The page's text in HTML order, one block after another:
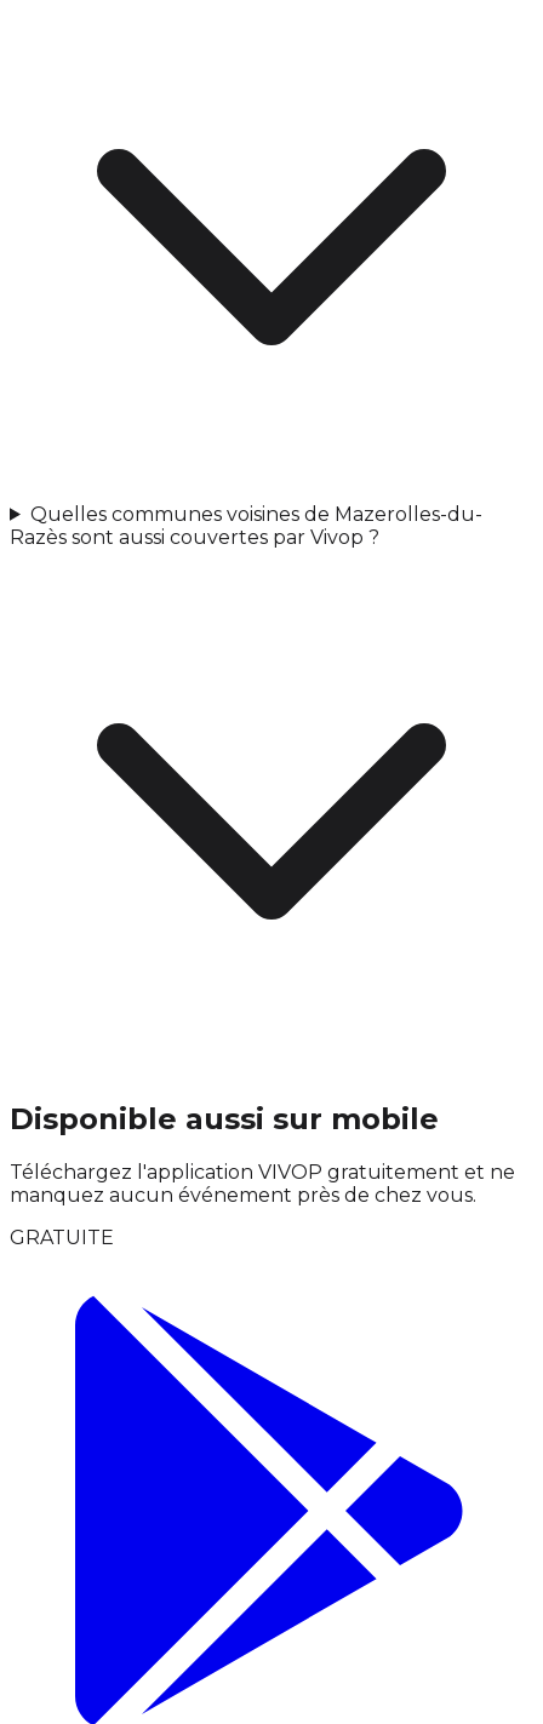
Quelles communes voisines de Mazerolles-du-
Razès sont aussi couvertes par Vivop ?
Disponible aussi sur mobile
Téléchargez l'application VIVOP gratuitement et ne
manquez aucun événement près de chez vous.
GRATUITE